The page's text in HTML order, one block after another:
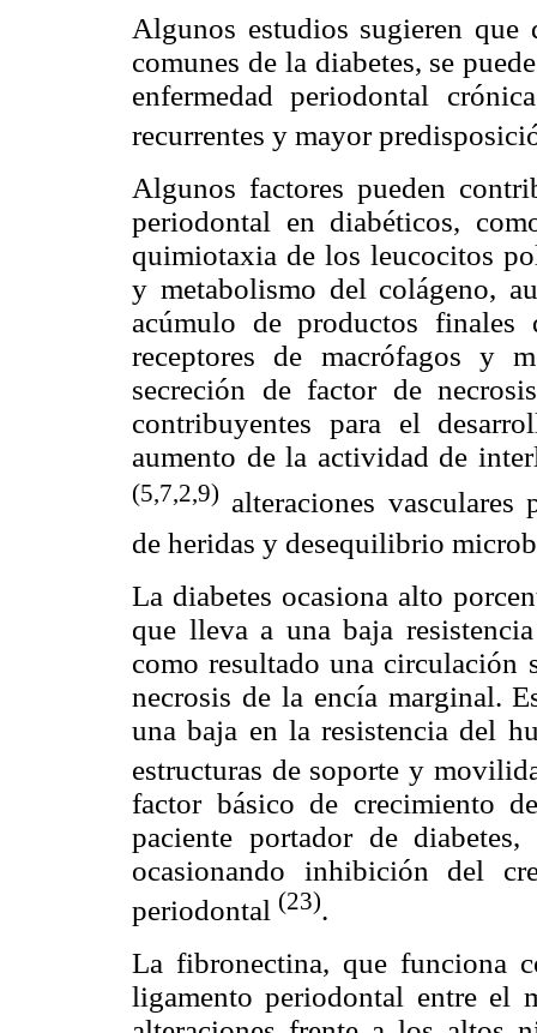
Algunos estudios sugieren que
comunes de la diabetes, se
enfermedad periodontal
recurrentes y mayor
Algunos factores pueden
periodontal en diabéticos,
quimiotaxia de los leucocitos
y metabolismo del colágeno,
acúmulo de productos
receptores de macrófagos y
secreción de factor de
contribuyentes para el
aumento de la actividad de
(5,7,2,9) alteraciones
de heridas y desequilibrio
La diabetes ocasiona alto
que lleva a una baja
como resultado una circulación
necrosis de la encía marginal.
una baja en la resistencia del
estructuras de soporte y
factor básico de crecimiento
paciente portador de
ocasionando inhibición del
periodontal (23).
La fibronectina, que funciona
ligamento periodontal entre el